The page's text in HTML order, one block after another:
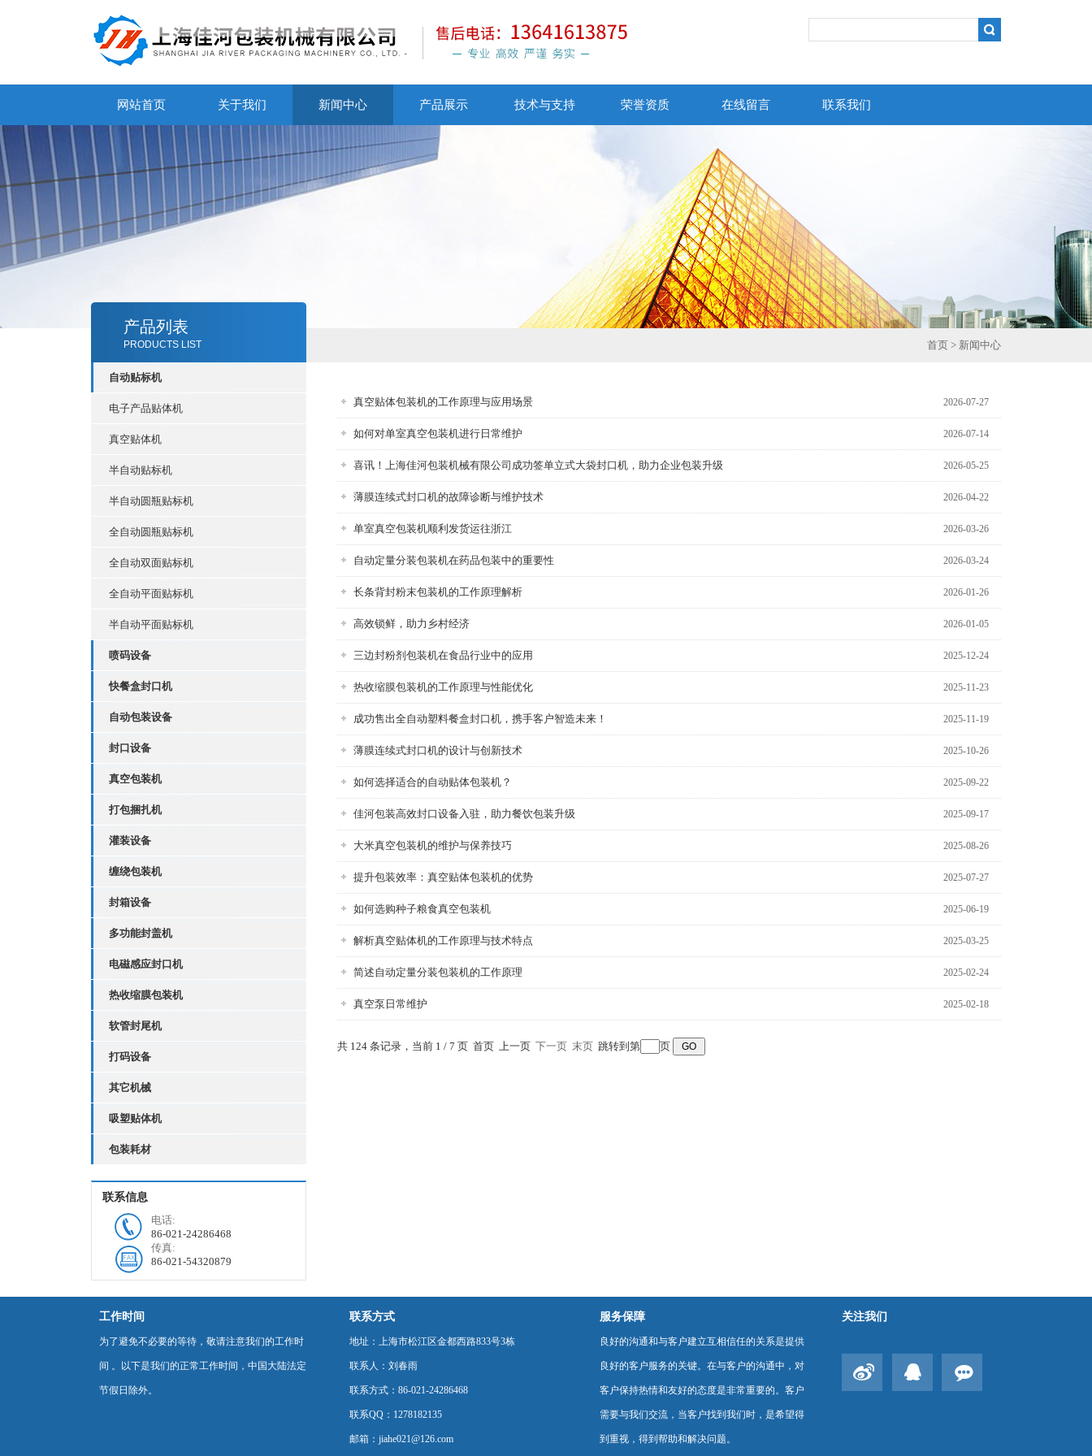
网站首页 关于我们 新闻中心 产品展示 技术与支持 荣誉资质 在线留言 联系我们
产品列表
PRODUCTS LIST
自动贴标机
电子产品贴体机
真空贴体机
半自动贴标机
半自动圆瓶贴标机
全自动圆瓶贴标机
全自动双面贴标机
全自动平面贴标机
半自动平面贴标机
喷码设备
快餐盒封口机
自动包装设备
封口设备
真空包装机
打包捆扎机
灌装设备
缠绕包装机
封箱设备
多功能封盖机
电磁感应封口机
热收缩膜包装机
软管封尾机
打码设备
其它机械
吸塑贴体机
包装耗材
联系信息
电话:
86-021-24286468
传真:
86-021-54320879
首页 > 新闻中心
真空贴体包装机的工作原理与应用场景 2026-07-27
如何对单室真空包装机进行日常维护 2026-07-14
喜讯！上海佳河包装机械有限公司成功签单立式大袋封口机，助力企业包装升级 2026-05-25
薄膜连续式封口机的故障诊断与维护技术 2026-04-22
单室真空包装机顺利发货运往浙江 2026-03-26
自动定量分装包装机在药品包装中的重要性 2026-03-24
长条背封粉末包装机的工作原理解析 2026-01-26
高效锁鲜，助力乡村经济 2026-01-05
三边封粉剂包装机在食品行业中的应用 2025-12-24
热收缩膜包装机的工作原理与性能优化 2025-11-23
成功售出全自动塑料餐盒封口机，携手客户智造未来！ 2025-11-19
薄膜连续式封口机的设计与创新技术 2025-10-26
如何选择适合的自动贴体包装机？ 2025-09-22
佳河包装高效封口设备入驻，助力餐饮包装升级 2025-09-17
大米真空包装机的维护与保养技巧 2025-08-26
提升包装效率：真空贴体包装机的优势 2025-07-27
如何选购种子粮食真空包装机 2025-06-19
解析真空贴体机的工作原理与技术特点 2025-03-25
简述自动定量分装包装机的工作原理 2025-02-24
真空泵日常维护 2025-02-18
共 124 条记录，当前 1 / 7 页 首页 上一页 下一页 末页 跳转到第 页
工作时间
为了避免不必要的等待，敬请注意我们的工作时
间 。以下是我们的正常工作时间，中国大陆法定
节假日除外。
联系方式
地址：上海市松江区金都西路833号3栋
联系人：刘春雨
联系方式：86-021-24286468
联系QQ：1278182135
邮箱：jiahe021@126.com
服务保障
良好的沟通和与客户建立互相信任的关系是提供
良好的客户服务的关键。在与客户的沟通中，对
客户保持热情和友好的态度是非常重要的。客户
需要与我们交流，当客户找到我们时，是希望得
到重视，得到帮助和解决问题。
关注我们